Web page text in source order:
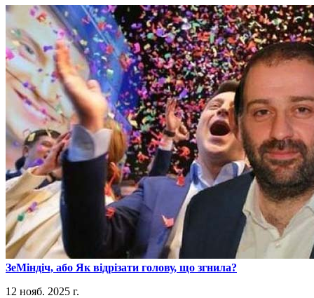
​ЗеМіндіч, або Як відрізати голову, що згнила?
12 нояб. 2025 г.